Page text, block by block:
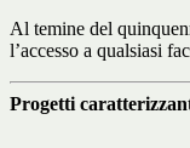
Al temine del
l’accesso a qualsiasi
Progetti